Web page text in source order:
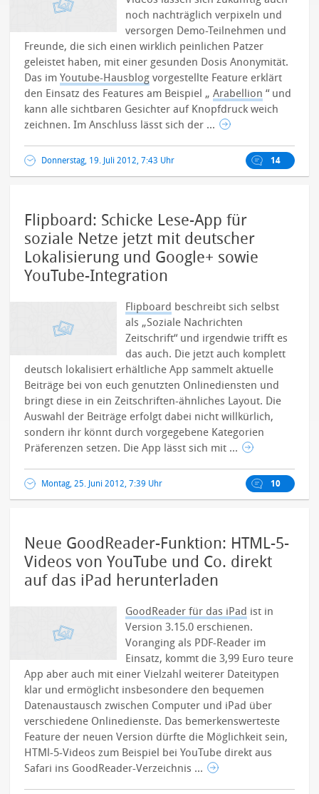
noch nachträglich verpixeln und
versorgen Demo-Teilnehmen und
Freunde, die sich einen wirklich peinlichen Patzer
geleistet haben, mit einer gesunden Dosis Anonymität.
Das imYoutube-Hausblog vorgestellte Feature erklärt
den Einsatz des Features am Beispiel „Arabellion “ und
kann alle sichtbaren Gesichter auf Knopfdruck weich
zeichnen. Im Anschluss lässt sich der ...
Donnerstag, 19. Juli 2012, 7:43 Uhr 14
Flipboard: Schicke Lese-App für
soziale Netze jetzt mit deutscher
Lokalisierung und Google+ sowie
YouTube-Integration
Flipboard beschreibt sich selbst
als „Soziale Nachrichten
Zeitschrift“ und irgendwie trifft es
das auch. Die jetzt auch komplett
deutsch lokalisiert erhältliche App sammelt aktuelle
Beiträge bei von euch genutzten Onlinediensten und
bringt diese in ein Zeitschriften-ähnliches Layout. Die
Auswahl der Beiträge erfolgt dabei nicht willkürlich,
sondern ihr könnt durch vorgegebene Kategorien
Präferenzen setzen. Die App lässt sich mit ...
Montag, 25. Juni 2012, 7:39 Uhr 10
Neue GoodReader-Funktion: HTML-5-
Videos von YouTube und Co. direkt
auf das iPad herunterladen
GoodReader für das iPad ist in
Version 3.15.0 erschienen.
Voranging als PDF-Reader im
Einsatz, kommt die 3,99 Euro teure
App aber auch mit einer Vielzahl weiterer Dateitypen
klar und ermöglicht insbesondere den bequemen
Datenaustausch zwischen Computer und iPad über
verschiedene Onlinedienste. Das bemerkenswerteste
Feature der neuen Version dürfte die Möglichkeit sein,
HTMl-5-Videos zum Beispiel bei YouTube direkt aus
Safari ins GoodReader-Verzeichnis ...